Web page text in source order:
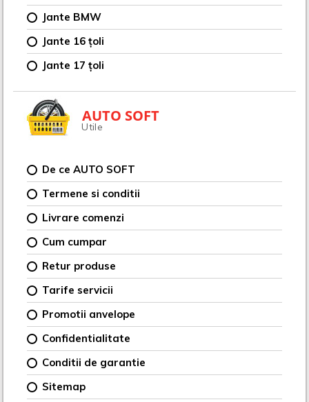
Jante BMW
Jante 16 țoli
Jante 17 țoli
AUTO SOFT
Utile
De ce AUTO SOFT
Termene si conditii
Livrare comenzi
Cum cumpar
Retur produse
Tarife servicii
Promotii anvelope
Confidentialitate
Conditii de garantie
Sitemap